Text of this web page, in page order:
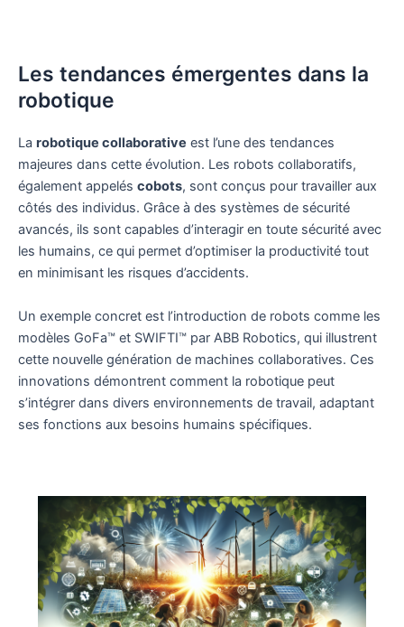
Les tendances émergentes dans la
robotique
La robotique collaborative est l’une des tendances
majeures dans cette évolution. Les robots collaboratifs,
également appelés cobots, sont conçus pour travailler aux
côtés des individus. Grâce à des systèmes de sécurité
avancés, ils sont capables d’interagir en toute sécurité avec
les humains, ce qui permet d’optimiser la productivité tout
en minimisant les risques d’accidents.
Un exemple concret est l’introduction de robots comme les
modèles GoFa™ et SWIFTI™ par ABB Robotics, qui illustrent
cette nouvelle génération de machines collaboratives. Ces
innovations démontrent comment la robotique peut
s’intégrer dans divers environnements de travail, adaptant
ses fonctions aux besoins humains spécifiques.